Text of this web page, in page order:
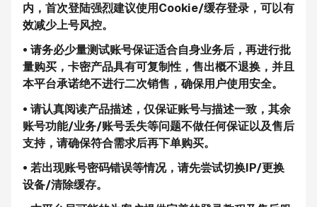
内，首次登陆强烈建议使用Cookie/缓存登录，可以有
效减少上号风控。
• 请务必少量测试账号保证适合自身业务后，再进行批
量购买，卡密产品具有可复制性，售出概不退换，并且
本平台承诺绝不进行二次销售，确保用户使用安全。
• 请认真阅读产品描述，仅保证账号与描述一致，其余
账号功能/业务/账号丢失等问题不做任何保证以及售后
支持，请确保符合需求后再下单购买。
• 若出现账号密码错误等情况，请先尝试切换IP/更换
设备/清除缓存。